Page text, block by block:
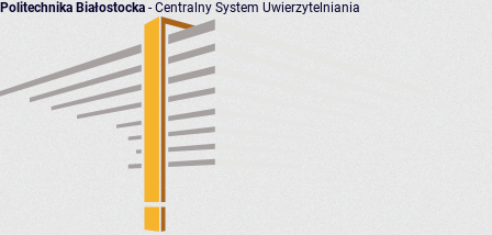
Politechnika Białostocka - Centralny System Uwierzytelniania